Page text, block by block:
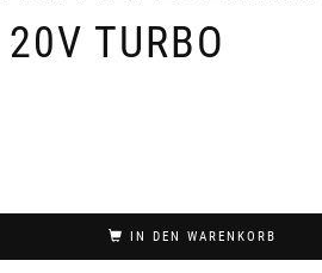
TURBO
IN DEN WARENKORB